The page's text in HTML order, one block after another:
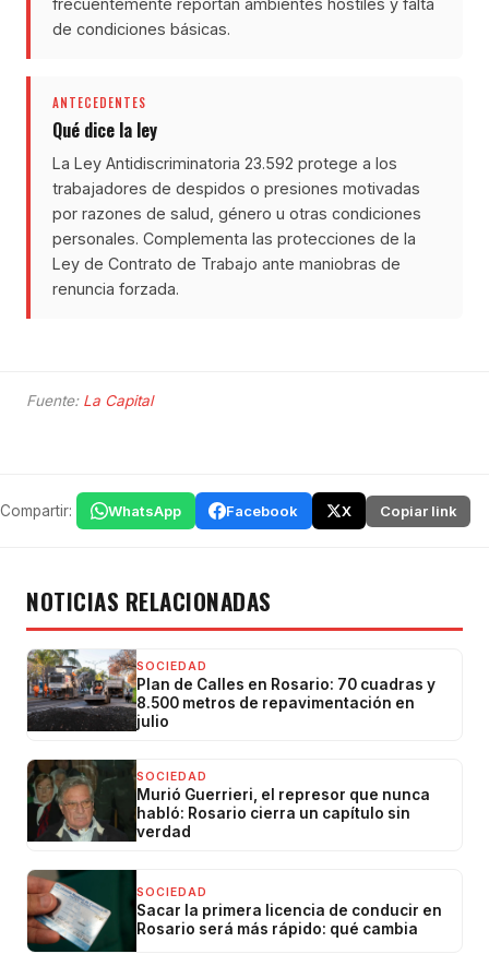
de condiciones básicas.
ANTECEDENTES
Qué dice la ley
La Ley Antidiscriminatoria 23.592 protege a los
trabajadores de despidos o presiones motivadas
por razones de salud, género u otras condiciones
personales. Complementa las protecciones de la
Ley de Contrato de Trabajo ante maniobras de
renuncia forzada.
Fuente: La Capital
Compartir: WhatsApp Facebook X Copiar link
NOTICIAS RELACIONADAS
SOCIEDAD
Plan de Calles en Rosario: 70 cuadras y
8.500 metros de repavimentación en
julio
SOCIEDAD
Murió Guerrieri, el represor que nunca
habló: Rosario cierra un capítulo sin
verdad
SOCIEDAD
Sacar la primera licencia de conducir en
Rosario será más rápido: qué cambia